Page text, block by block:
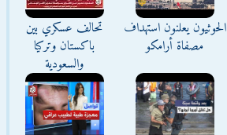
الحوثيون يعلنون استهداف
مصفاة أرامكو
تحالف عسكري بين
باكستان وتركيا
والسعودية